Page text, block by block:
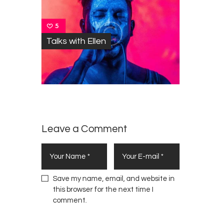
5
Talks with Ellen
Leave a Comment
Save my name, email, and website in
this browser for the next time I
comment.